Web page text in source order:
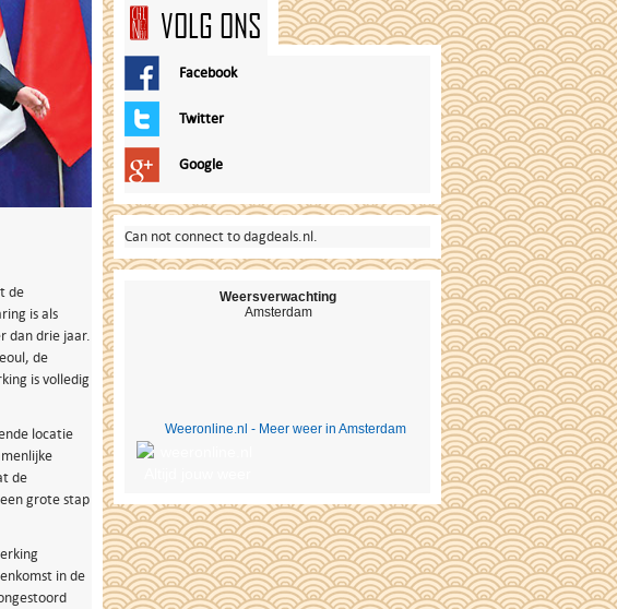
de
is als
dan drie jaar.
de
is volledig
locatie
de
grote stap
in de
VOLG ONS
Facebook
Twitter
Google
Can not connect to dagdeals.nl.
Weersverwachting
Amsterdam
Weeronline.nl - Meer weer in Amsterdam